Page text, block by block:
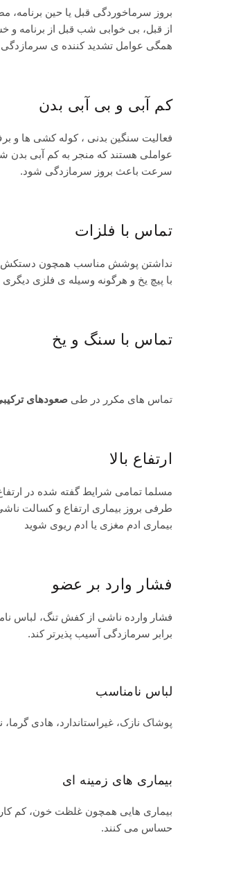
بروز سرماخوردگی قبل یا حین
از قبل، بی خوابی شب قبل از برنامه
همگی عوامل تشدید کننده ی
کم آبی و بی آبی بدن
فعالیت سنگین بدنی ، کوله کشی ها و
عواملی هستند که منجر به کم آبی بدن
سرعت باعث بروز سرمازدگی شود.
تماس با فلزات
نداشتن پوشش مناسب همچون دستکش در
با پیچ یخ و هرگونه وسیله ی فلزی
تماس با سنگ و یخ
تماس های مکرر در طی صعودهای
ارتفاع بالا
مسلما تمامی شرایط گفته شده در
طرفی بروز بیماری ارتفاع و کسالت
بیماری ادم مغزی یا ادم ریوی شوید
فشار وارد بر عضو
فشار وارده ناشی از کفش تنگ، لباس
برابر سرمازدگی آسیب پذیرتر کند.
لباس نامناسب
پوشاک نازک، غیراستاندارد، هادی گرما،
بیماری های زمینه ای
بیماری هایی همچون غلظت خون، کم کاری
حساس می کنند.